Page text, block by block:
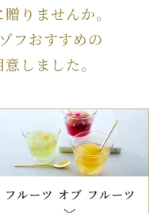
りませんか。
フおすすめの
しました。